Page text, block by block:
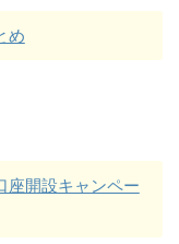
め
座開設キャンペー